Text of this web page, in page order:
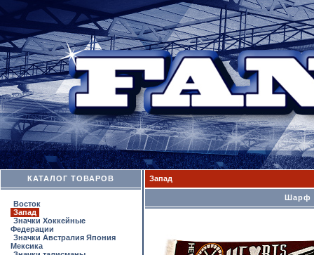
КАТАЛОГ ТОВАРОВ
Восток
Запад
Значки Хоккейные
Федерации
Значки Австралия Япония
Мексика
Запад
Шарф